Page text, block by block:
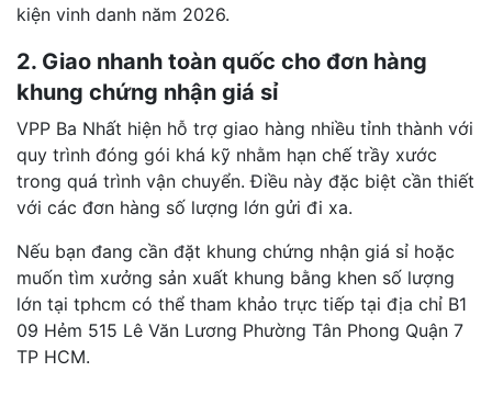
kiện vinh danh năm 2026.
2. Giao nhanh toàn quốc cho đơn hàng
khung chứng nhận giá sỉ
VPP Ba Nhất hiện hỗ trợ giao hàng nhiều tỉnh thành với
quy trình đóng gói khá kỹ nhằm hạn chế trầy xước
trong quá trình vận chuyển. Điều này đặc biệt cần thiết
với các đơn hàng số lượng lớn gửi đi xa.
Nếu bạn đang cần đặt khung chứng nhận giá sỉ hoặc
muốn tìm xưởng sản xuất khung bằng khen số lượng
lớn tại tphcm có thể tham khảo trực tiếp tại địa chỉ B1
09 Hẻm 515 Lê Văn Lương Phường Tân Phong Quận 7
TP HCM.